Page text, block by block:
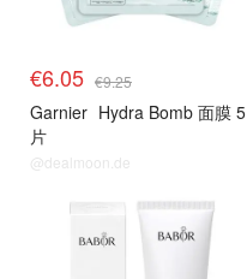
€6.05 €9.25
Garnier Hydra Bomb 面膜 5
片
@dealmoon.de
热卖推荐